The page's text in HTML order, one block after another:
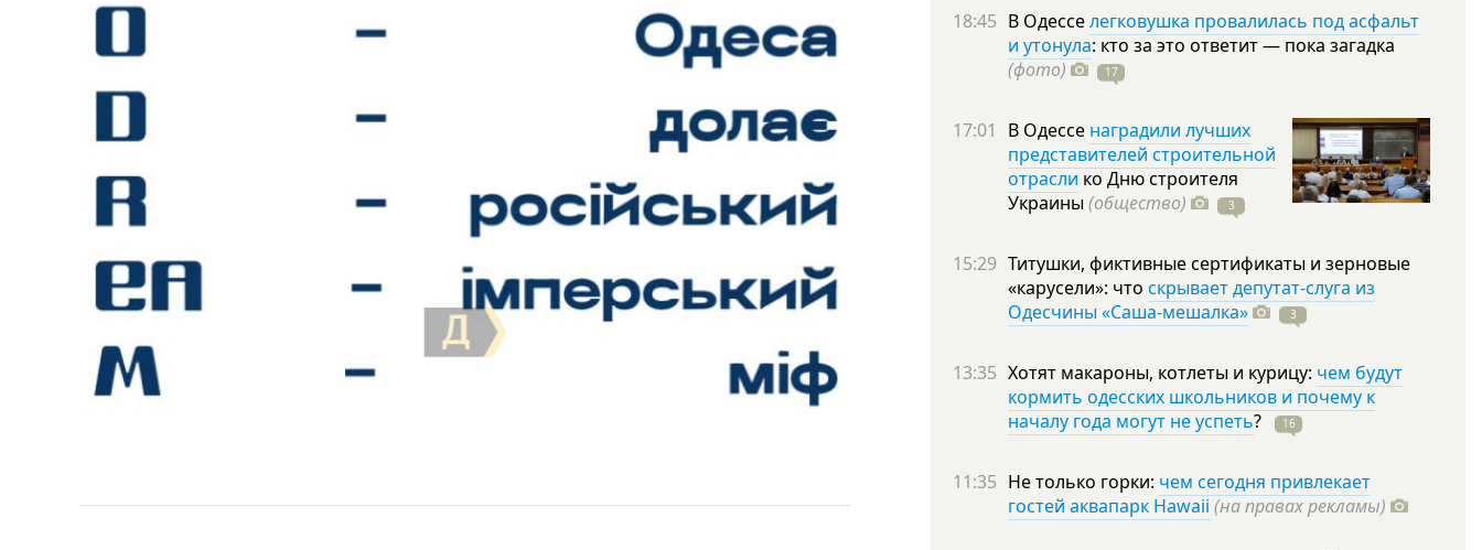
18:45 В Одесселегковушка провалилась под асфальт
и утонула: кто за это ответит — пока загадка
(фото)
17
17:01 В Одессе наградили лучших
представителей строительной
отрасли ко Дню строителя
Украины (общество) 3
15:29 Титушки, фиктивные сертификаты и зерновые
«карусели»: что скрывает депутат-слуга из
Одесчины «Саша-мешалка»
3
13:35 Хотят макароны, котлеты и курицу: чем будут
кормить одесских школьников и почему к
началу года могут не успеть? 16
11:35 Не только горки: чем сегодня привлекает
гостей аквапарк Hawaii (на правах рекламы)